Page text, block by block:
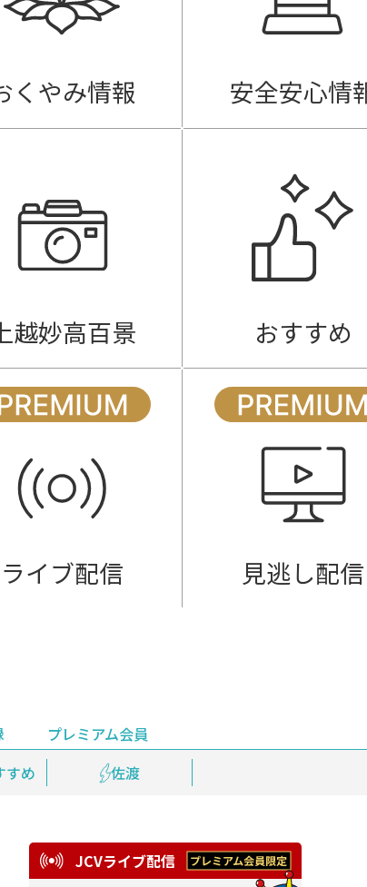
くやみ情報 安全安心情
越妙高百景 おすすめ
ライブ配信 見逃し配信
すめ 佐渡
鉄道情報
プレミアム会員
JCVライブ配信